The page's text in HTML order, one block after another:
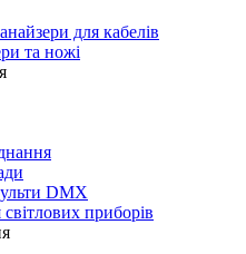
для кабелів
та ножі
DMX
приборів